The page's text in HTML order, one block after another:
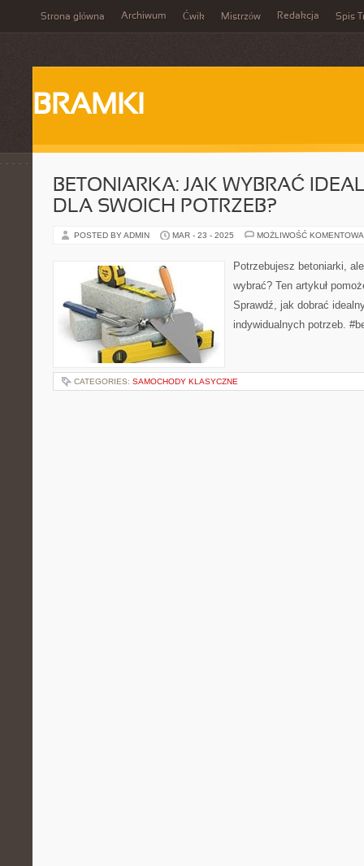
Strona główna Archiwum Ćwik Mistrzów Redakcja Spis
BRAMKI
BETONIARKA: JAK WYBRAĆ
DLA SWOICH POTRZEB?
POSTED BY ADMIN MAR - 23 - 2025 MOŻLIWOŚĆ
Potrzebujesz betoniarki,
wybrać? Ten artykuł
Sprawdź, jak dobrać
indywidualnych potrzeb.
CATEGORIES: SAMOCHODY KLASYCZNE